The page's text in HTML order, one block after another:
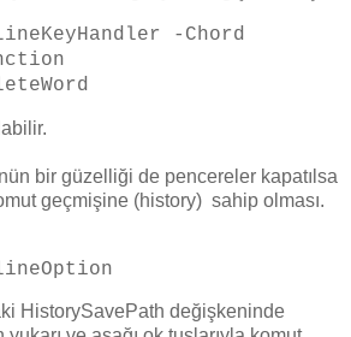
-Chord
bir güzelliği de pencereler kapatılsa
geçmişine (history) sahip olması.
HistorySavePath değişkeninde